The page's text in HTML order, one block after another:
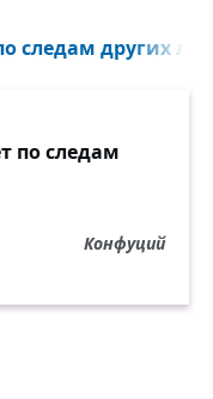
следам других
по следам
Конфуций